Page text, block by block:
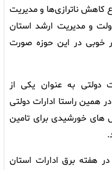
کاهش ناترازی‌ها و مدیریت
و مدیریت ارشد استان
خوبی در این حوزه صورت
دولتی به عنوان یکی از
همین راستا ادارات دولتی
های خورشیدی برای تامین
هفته برق ادارات استان